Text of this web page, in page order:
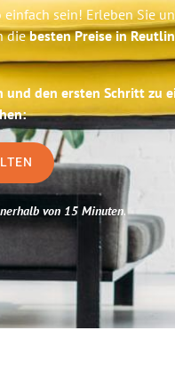
sein! Erleben Sie
diebesten Preise in
den ersten Schritt zu
von 15 Minuten.